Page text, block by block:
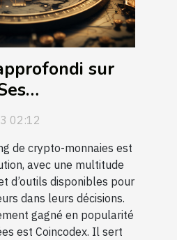
sur
et son
de
02:12
de crypto-monnaies est
avec une multitude
d’outils disponibles pour
dans leurs décisions.
gagné en popularité
est Coincodex. Il sert